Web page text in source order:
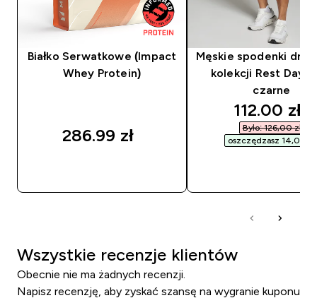
Białko Serwatkowe (Impact
Whey Protein)
286.99 zł‎
Męskie spodenki
kolekcji Rest Day
czarne
112.00 zł‎
Było: 126,00 zł‎
oszczędzasz 14,00 zł‎
Wszystkie recenzje klientów
Obecnie nie ma żadnych recenzji.
Napisz recenzję, aby zyskać szansę na wygranie kuponu